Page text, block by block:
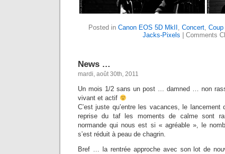
Posted in Canon EOS 5D MkII , Concert, Coup
Jacks-Pixels
Comments
News …
mardi, août 30th, 2011
Un mois 1/2 sans un post … damned … non
vivant et actif
C’est juste qu’entre les vacances, le
reprise du taf les moments de calme sont
normande qui nous est si « agréable », le
s’est réduit à peau de chagrin.
Bref … la rentrée approche avec son lot de